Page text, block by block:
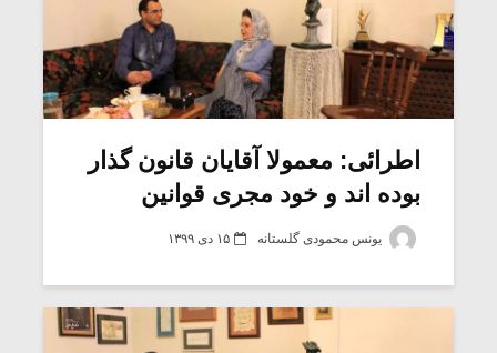
اطرائی: معمولا آقایان قانون گذار
بوده اند و خود مجری قوانین
یونس محمودی گلستانه ۱۵ دی ۱۳۹۹